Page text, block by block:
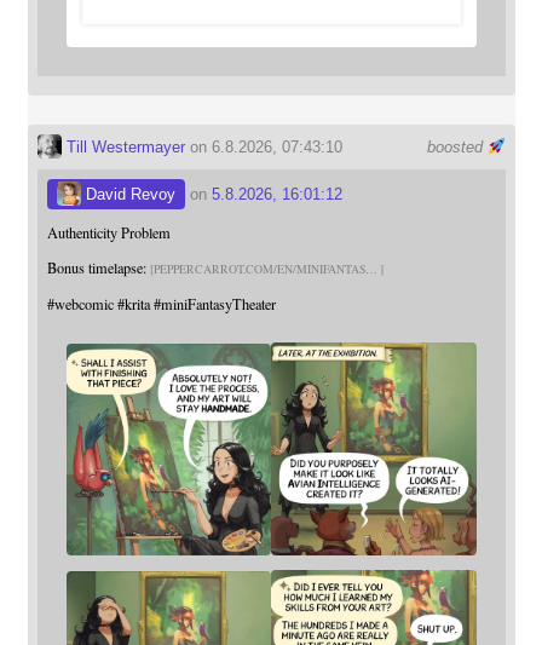
boosted
Till Westermayeron 6.8.2026, 07:43:10
David Revoy on 5.8.2026, 16:01:12
Authenticity Problem
Bonus timelapse: PEPPERCARROT.COM/EN/MINIFANTAS
#webcomic #krita #miniFantasyTheater